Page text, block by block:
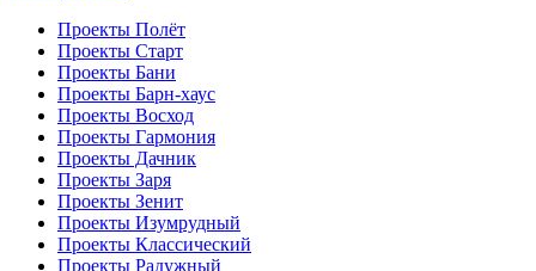
Проекты Полёт
Проекты Старт
Проекты Бани
Проекты Барн-хаус
Проекты Восход
Проекты Гармония
Проекты Дачник
Проекты Заря
Проекты Зенит
Проекты Изумрудный
Проекты Классический
Проекты Радужный